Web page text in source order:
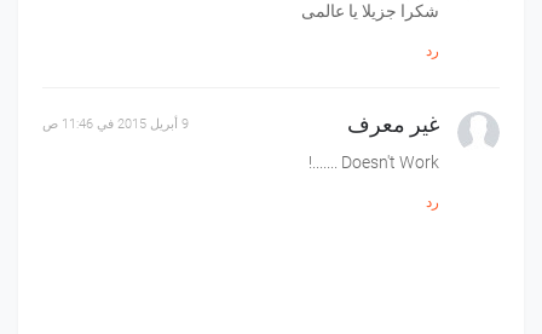
شكرا جزيلا يا عالمى
رد
غير معرف 9 أبريل 2015 في 11:46 ص
Doesn't Work .......!
رد